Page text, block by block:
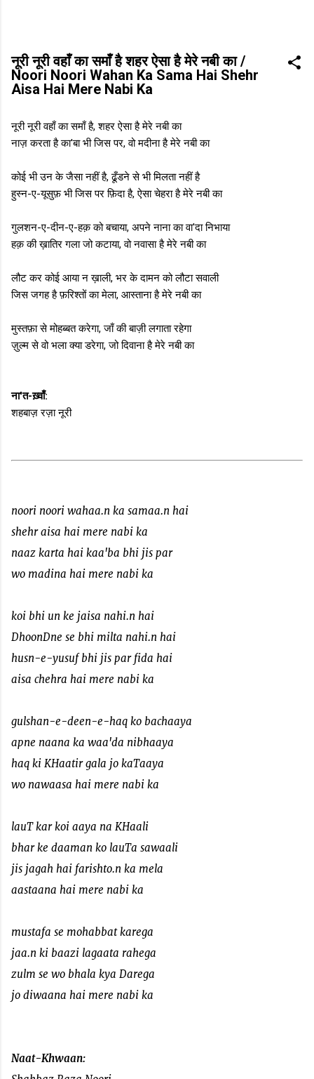
नूरी नूरी वहाँ का समाँ है शहर ऐसा है मेरे नबी का /
Noori Noori Wahan Ka Sama Hai Shehr
Aisa Hai Mere Nabi Ka
नूरी नूरी वहाँ का समाँ है, शहर ऐसा है मेरे नबी का
नाज़ करता है का'बा भी जिस पर, वो मदीना है मेरे नबी का
कोई भी उन के जैसा नहीं है, ढूँडने से भी मिलता नहीं है
हुस्न-ए-यूसुफ़ भी जिस पर फ़िदा है, ऐसा चेहरा है मेरे नबी का
गुलशन-ए-दीन-ए-हक़ को बचाया, अपने नाना का वा'दा निभाया
हक़ की ख़ातिर गला जो कटाया, वो नवासा है मेरे नबी का
लौट कर कोई आया न ख़ाली, भर के दामन को लौटा सवाली
जिस जगह है फ़रिश्तों का मेला, आस्ताना है मेरे नबी का
मुस्तफ़ा से मोहब्बत करेगा, जाँ की बाज़ी लगाता रहेगा
ज़ुल्म से वो भला क्या डरेगा, जो दिवाना है मेरे नबी का
ना'त-ख़्वाँ:
शहबाज़ रज़ा नूरी
noori noori wahaa.n ka samaa.n hai
shehr aisa hai mere nabi ka
naaz karta hai kaa'ba bhi jis par
wo madina hai mere nabi ka
koi bhi un ke jaisa nahi.n hai
DhoonDne se bhi milta nahi.n hai
husn-e-yusuf bhi jis par fida hai
aisa chehra hai mere nabi ka
gulshan-e-deen-e-haq ko bachaaya
apne naana ka waa'da nibhaaya
haq ki KHaatir gala jo kaTaaya
wo nawaasa hai mere nabi ka
lauT kar koi aaya na KHaali
bhar ke daaman ko lauTa sawaali
jis jagah hai farishto.n ka mela
aastaana hai mere nabi ka
mustafa se mohabbat karega
jaa.n ki baazi lagaata rahega
zulm se wo bhala kya Darega
jo diwaana hai mere nabi ka
Naat-Khwaan: